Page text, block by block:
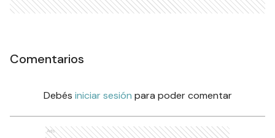
Comentarios
Debés iniciar sesión para poder comentar
Ads